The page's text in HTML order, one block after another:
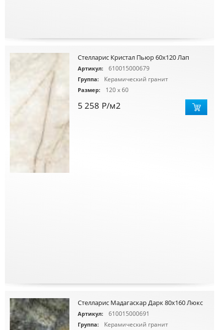
Стелларис Кристал Пьюр 60х120 Лап
Артикул: 610015000679
Группа: Керамический гранит
Размер: 120 x 60
5 258 Р/м2
Стелларис Мадагаскар Дарк 80x160 Люкс
Артикул: 610015000691
Группа: Керамический гранит